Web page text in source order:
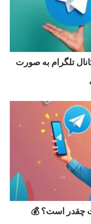
تلگرام به صورت
چقدر است؟ 💰